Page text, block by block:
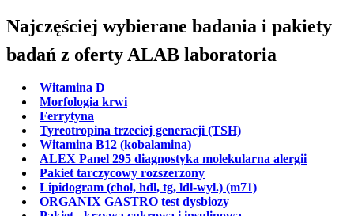
Najczęściej wybierane badania i pakiety
badań z oferty ALAB laboratoria
Witamina D
Morfologia krwi
Ferrytyna
Tyreotropina trzeciej generacji (TSH)
Witamina B12 (kobalamina)
ALEX Panel 295 diagnostyka molekularna alergii
Pakiet tarczycowy rozszerzony
Lipidogram (chol, hdl, tg, ldl-wyl.) (m71)
ORGANIX GASTRO test dysbiozy